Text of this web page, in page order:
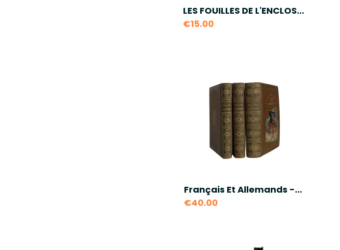
LES FOUILLES DE L'ENCLOS...
€15.00
Français Et Allemands -...
€40.00